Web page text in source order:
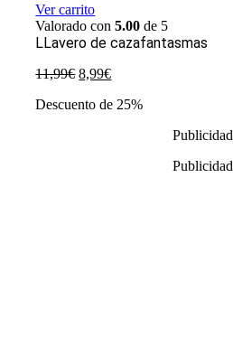
Ver carrito
Valorado con5.00 de 5
LLavero de cazafantasmas
11,99€ El
original
8,99€El
actual
Descuento de 25%
Publicidad
Publicidad